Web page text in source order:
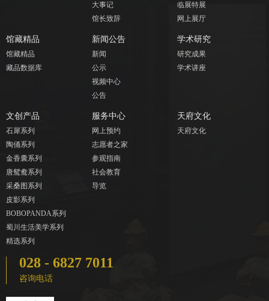
大事记
馆长致辞
临展特展
网上展厅
馆藏精品
馆藏精品
藏品数据库
新闻公告
新闻
公示
视频中心
公告
学术研究
研究成果
学术讲座
文创产品
石犀系列
陶俑系列
金香囊系列
唐鸳鸯系列
采桑图系列
皮影系列
BOBOPANDA系列
蜀川生活美学系列
精选系列
服务中心
网上预约
志愿者之家
参观指南
社会教育
导览
天府文化
天府文化
028 - 6827 7011
咨询电话